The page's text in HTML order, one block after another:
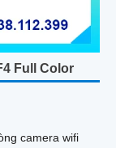
Full Color